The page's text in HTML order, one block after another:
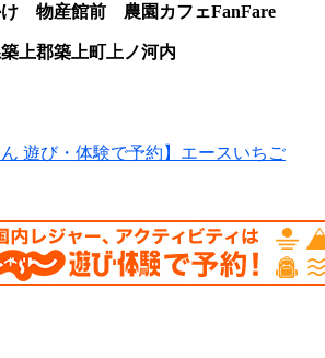
け 物産館前 農園カフェFanFare
上郡築上町上ノ河内
遊び・体験で予約】エースいちご